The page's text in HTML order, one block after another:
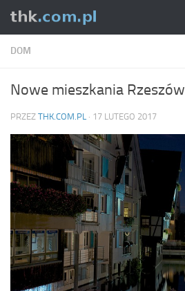
Skip to content
DOM
Nowe mieszkania Rzeszów
PRZEZ THK.COM.PL · 17 LUTEGO 2017